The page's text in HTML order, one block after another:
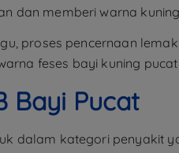
dan memberi warna
proses pencernaan
feses bayi kuning
Bayi Pucat
dalam kategori penyakit